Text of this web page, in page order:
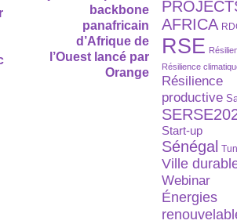
backbone
panafricain
d’Afrique de
l’Ouest lancé par
Orange
AFRICA
RSE
Résilience
Résilience
productive
Start-up
Sénégal
Ville
Webinar
Énergies